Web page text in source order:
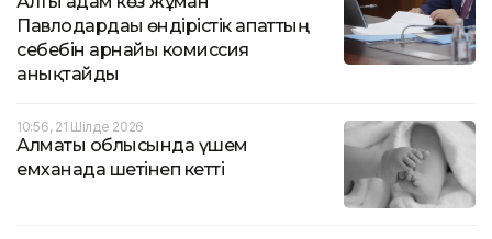
Павлодардағы өндірістік апаттың
себебін арнайы комиссия
анықтайды
10:56, 21 Шілде 2026
Алматы облысында үшем
емханада шетінеп кетті